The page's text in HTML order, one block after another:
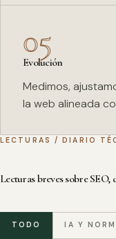
05
Evolución
Medimos,
la web alineada
LECTURAS / DIARIO
Lecturas breves sobre
TODO IA Y